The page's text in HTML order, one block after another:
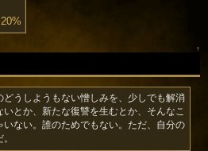
↑
うしようもない憎しみを、少しでも解消
とか、新たな復讐を生むとか、そんなこ
いない。誰のためでもない。ただ、自分の